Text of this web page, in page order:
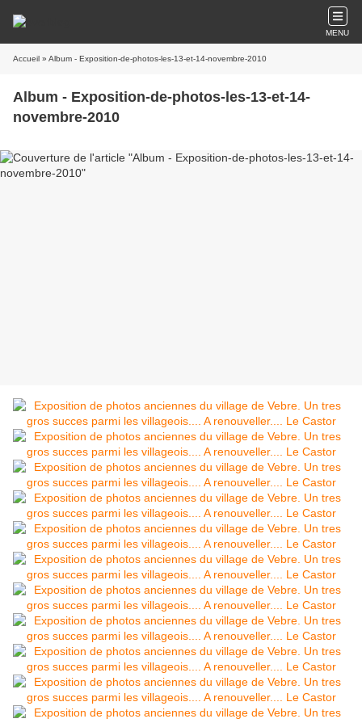
MENU
Accueil » Album - Exposition-de-photos-les-13-et-14-novembre-2010
Album - Exposition-de-photos-les-13-et-14-
novembre-2010